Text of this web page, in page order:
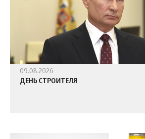
09.08.2026
ДЕНЬ СТРОИТЕЛЯ